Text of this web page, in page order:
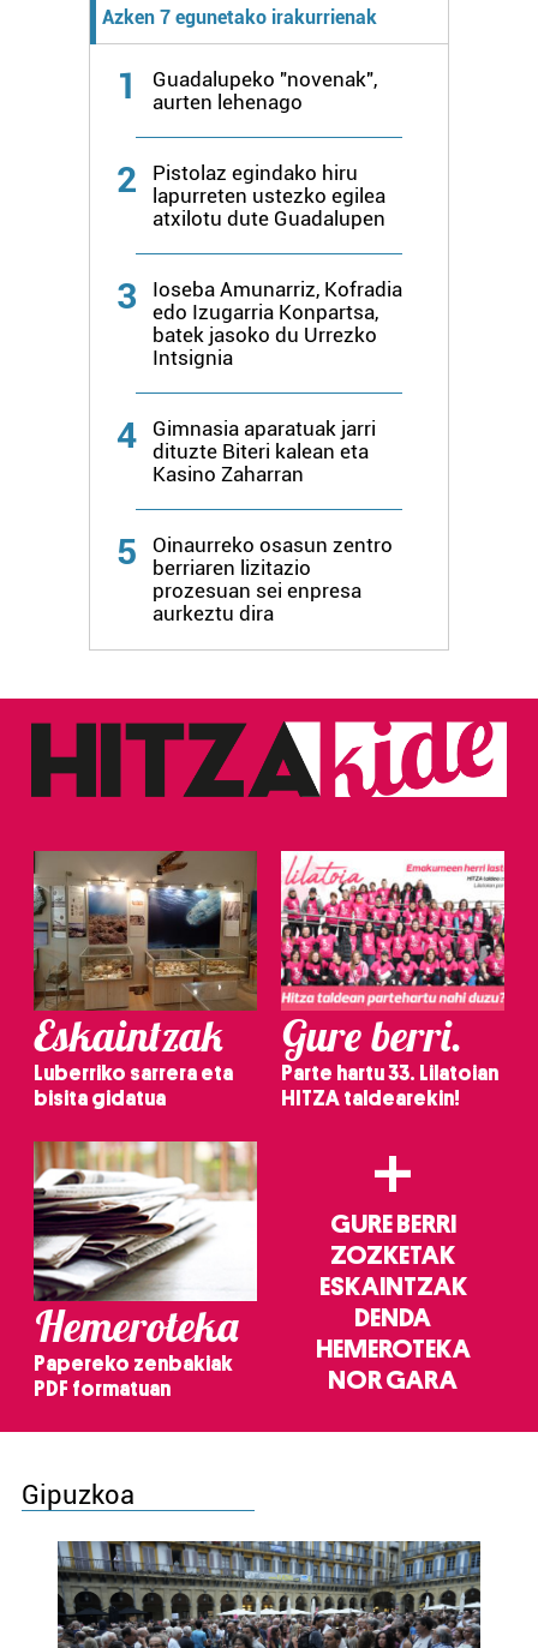
Azken 7 egunetako irakurrienak
1
Guadalupeko "novenak",
aurten lehenago
2
Pistolaz egindako hiru
lapurreten ustezko egilea
atxilotu dute Guadalupen
3
Ioseba Amunarriz, Kofradia
edo Izugarria Konpartsa,
batek jasoko du Urrezko
Intsignia
4
Gimnasia aparatuak jarri
dituzte Biteri kalean eta
Kasino Zaharran
5
Oinaurreko osasun zentro
berriaren lizitazio
prozesuan sei enpresa
aurkeztu dira
Eskaintzak
Luberriko sarrera eta
bisita gidatua
Gure berri.
Parte hartu 33. Lilatoian
HITZA taldearekin!
Hemeroteka
Papereko zenbakiak
PDF formatuan
+
GURE BERRI
ZOZKETAK
ESKAINTZAK
DENDA
HEMEROTEKA
NOR GARA
Gipuzkoa